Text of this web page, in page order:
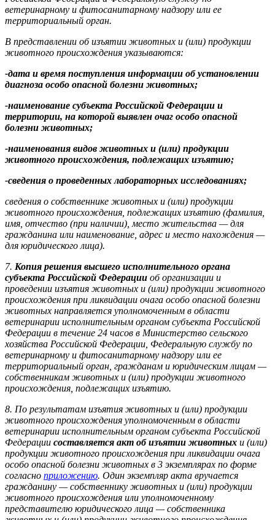
ветеринарному и фитосанитарному надзору или ее
территориальный орган.
В представлении об изъятии животных и (или) продукции
животного происхождения указываются:
-дата и время поступления информации об установлении
диагноза особо опасной болезни животных;
-наименование субъекта Российской Федерации и
территории, на которой выявлен очаг особо опасной
болезни животных;
-наименования видов животных и (или) продукции
животного происхождения, подлежащих изъятию;
-сведения о проведенных лабораторных исследованиях;
сведения о собственнике животных и (или) продукции
животного происхождения, подлежащих изъятию (фамилия,
имя, отчество (при наличии), место жительства — для
гражданина или наименование, адрес и место нахождения —
для юридического лица).
7. Копия решения высшего исполнительного органа
субъекта Российской Федерации об организации и
проведении изъятия животных и (или) продукции животного
происхождения при ликвидации очага особо опасной болезни
животных направляется уполномоченным в области
ветеринарии исполнительным органом субъекта Российской
Федерации в течение 24 часов в Министерство сельского
хозяйства Российской Федерации, Федеральную службу по
ветеринарному и фитосанитарному надзору или ее
территориальный орган, гражданам и юридическим лицам —
собственникам животных и (или) продукции животного
происхождения, подлежащих изъятию.
8. По результатам изъятия животных и (или) продукции
животного происхождения уполномоченным в области
ветеринарии исполнительным органом субъекта Российской
Федерации составляется акт об изъятии животных и (или)
продукции животного происхождения при ликвидации очага
особо опасной болезни животных в 3 экземплярах по форме
согласно приложению. Один экземпляр акта вручается
гражданину — собственнику животных и (или) продукции
животного происхождения или уполномоченному
представителю юридического лица — собственника